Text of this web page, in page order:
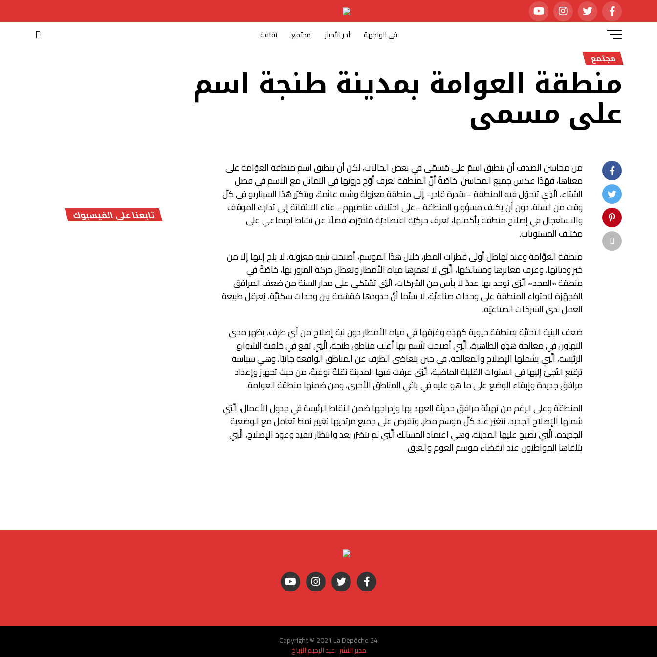
في الواجهة آخر الأخبار مجتمع ثقافة
مجتمع
منطقة العوامة بمدينة طنجة اسم
على مسمى
من محاسن الصدف أن ينطبق اسمٌ على مُسمّى في بعض الحالات، لكن أن ينطبق اسم منطقة العوّامة على
معناها، فهَذَا عكس جميع المحاسن، خاصّةً أنَّ المنطقة تعرف أوّج ذروتها في التماثل مع الاسم في فصل
الشتاء، الَّذِي تتحوّل فيه المنطقة –بقدرة قادر– إلى منطقة معزولة وشبه عائمة، ويتكرّر هَذَا السيناريو في كلّ
وقت من السنة، دون أن يكلف مسؤولو المنطقة –على اختلاف مناصبهم– عناء الالتفاتة إلى تدارك الموقف
والاستعجال في إصلاح منطقة بأكملها، تعرف حركيّة اقتصاديّة مُتميّزة، فضلًا عن نشاط اجتماعي على
مختلف المستويات.
منطقة العوَّامة وعند تهاطل أولى قطرات المطر، خلال هَذَا الموسم، أصبحت شبه معزولة، لا يلج إليها إلا من
خبر وديانها، وعرف معابرها ومسالكها، الَّتِي لا تغمرها مياه الأمطار وتعطل حركة المرور بها، خاصّةً في
منطقة «المجد» الَّتِي يُوجد بها عددٌ لا بأس من الشركات، الَّتِي تشتكي على مدار السنة من ضعف المرافق
المُجهّزة لاحتواء المنطقة على وحدات صناعيَّة، لا سيَّما أنَّ حدودها مُقسّمة بين وحدات سكنيَّة، يُعرقل طبيعة
العمل لدى الشركات الصناعيَّة.
ضعف البنية التحتيَّة بمنطقة حيوية كهَذِهِ وغرقها في مياه الأمطار دون نية إصلاح من أيّ طرف، يظهر مدى
التهاون في معالجة هَذِهِ الظاهرة، الَّتِي أصبحت تتّسم بها أغلب مناطق طنجة، الَّتِي تقع في خلفية الشوارع
الرئيسة، الَّتِي يشملها الإصلاح والمعالجة، في حين يتغاضى الطرف عن المناطق الواقعة جانبًا، وهي سياسة
ترقيع التُجئ إليها في السنوات القليلة الماضية، الَّتِي عرفت فيها المدينة نقلةً نوعيةً، من حيث تجهيز وإعداد
مرافق جديدة وإبقاء الوضع على ما هو عليه في باقي المناطق الأخرى، ومن ضمنها منطقة العوامة.
المنطقة وعلى الرغم من تهيئة مرافق حديثة العهد بها وإدراجها ضمن النقاط الرئيسة في جدول الأعمال، الَّتِي
شملها الإصلاح الجديد، تتغيّر عند كلّ موسم مطر، وتفرض على جميع مرتديها تغيير نمط تعامل مع الوضعية
الجديدة، الَّتِي تصبح عليها المدينة، وهي اعتماد المسالك الَّتِي لم تتضرّر بعد وانتظار تنفيذ وعود الإصلاح، الَّتِي
يتلقاها المواطنون عند انقضاء موسم العوم والغرق.
تابعنا على الفيسبوك
Copyright © 2021 La Dépêche 24
مدير النشر : عبد الرحيم الزباخ